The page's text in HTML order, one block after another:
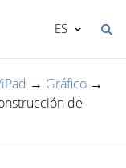
ES
→ Gráfico →
de